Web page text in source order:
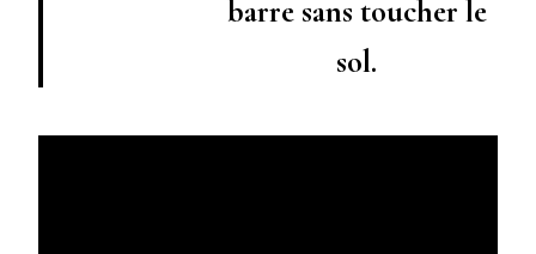
barre sans toucher le
sol.